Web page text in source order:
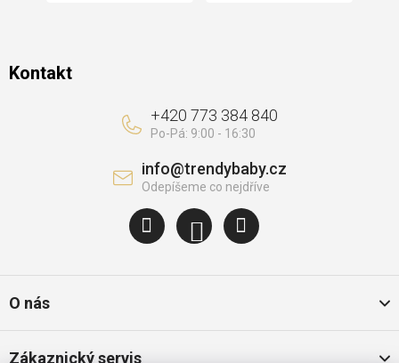
Kontakt
info@trendybaby.cz
+420 773 384 840
O nás
Zákaznický servis